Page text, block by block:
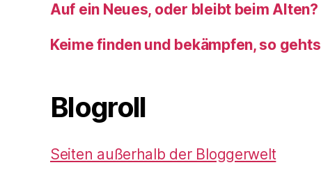
Auf ein Neues, oder bleibt beim Alten?
Keime finden und bekämpfen, so gehts
Blogroll
Seiten außerhalb der Bloggerwelt